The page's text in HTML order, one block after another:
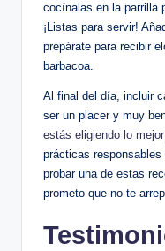
cocínalas en la parrilla
¡Listas para servir!
prepárate para recibir
barbacoa.
Al final del día, incluir
ser un placer y muy
estás eligiendo lo
prácticas
probar una de estas
prometo que no te